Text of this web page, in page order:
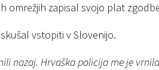
omrežjih zapisal svojo plat
vstopiti v Slovenijo.
nazaj. Hrvaška policija me je